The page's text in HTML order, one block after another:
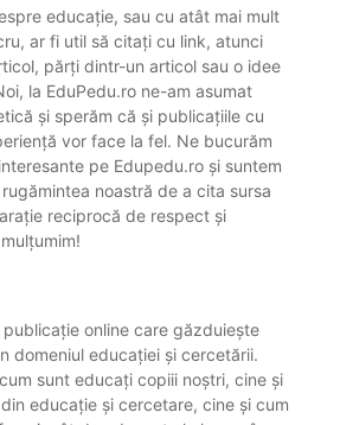
educație, sau cu atât mai mult
ar fi util să citați cu link, atunci
părți dintr-un articol sau o idee
la EduPedu.ro ne-am asumat
și sperăm că și publicațiile cu
vor face la fel. Ne bucurăm
pe Edupedu.ro și suntem
noastră de a cita sursa
reciprocă de respect și
publicație online care găzduiește
domeniul educației și cercetării.
sunt educați copiii noștri, cine și
educație și cercetare, cine și cum